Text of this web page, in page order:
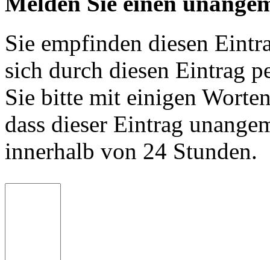
Sie empfinden diesen
sich durch diesen Eintrag
Sie bitte mit einigen
dass dieser Eintrag
innerhalb von 24 Stunden.